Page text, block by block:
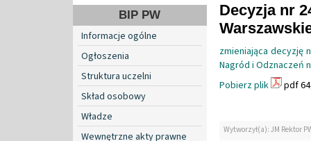
BIP PW
Informacje ogólne
Ogłoszenia
Struktura uczelni
Skład osobowy
Władze
Wewnętrzne akty prawne
Decyzja nr
zmieniająca decyzję
Nagród i Odznaczeń
Pobierz plik
pdf
Wytworzył(a): JM Rektor